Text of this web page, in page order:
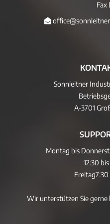
Fax
Sonnleitner
A-3701
Montag bis
12:30
Freitag7:30
Wir unterstützen Sie gerne